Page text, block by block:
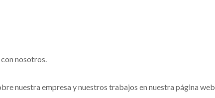
nosotros.
nuestra empresa y nuestros trabajos en nuestra página web.